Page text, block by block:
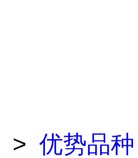
> 优势品种